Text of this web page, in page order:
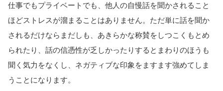
仕事でもプライベートでも、他人の自慢話を聞かされること
ほどストレスが溜まることはありません。ただ単に話を聞か
されるだけならまだしも、あきらかな称賛をしつこくもとめ
られたり、話の信憑性が乏しかったりするとまわりのほうも
聞く気力をなくし、ネガティブな印象をますます強めてしま
うことになります。